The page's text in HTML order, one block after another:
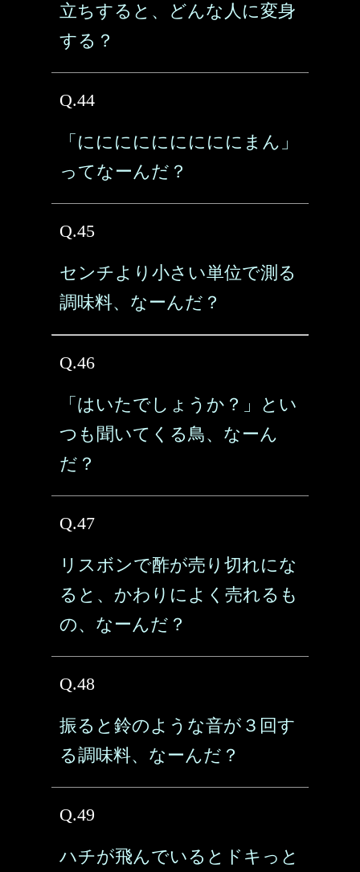
立ちすると、どんな人に変身
する？
Q.44
「にににににににににまん」
ってなーんだ？
Q.45
センチより小さい単位で測る
調味料、なーんだ？
Q.46
「はいたでしょうか？」とい
つも聞いてくる鳥、なーん
だ？
Q.47
リスボンで酢が売り切れにな
ると、かわりによく売れるも
の、なーんだ？
Q.48
振ると鈴のような音が３回す
る調味料、なーんだ？
Q.49
ハチが飛んでいるとドキっと